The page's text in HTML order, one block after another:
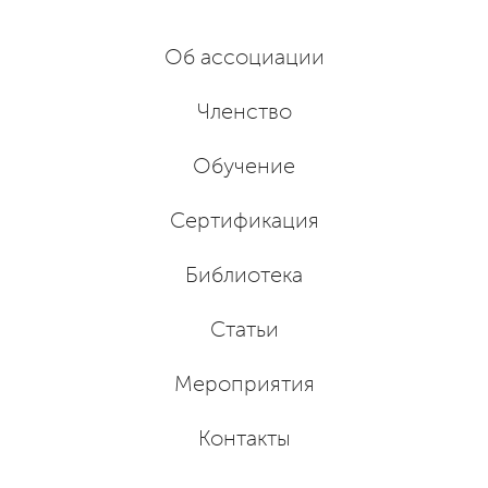
Об ассоциации
Членство
Обучение
Сертификация
Библиотека
Статьи
Мероприятия
Контакты